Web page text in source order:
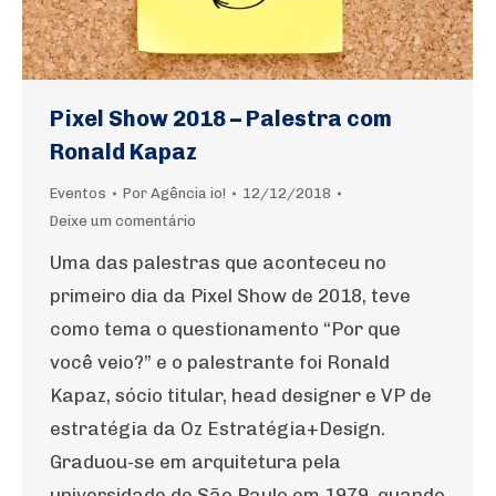
Pixel Show 2018 – Palestra com
Ronald Kapaz
Eventos Por Agência io!
12/12/2018
Deixe um comentário
Uma das palestras que aconteceu no
primeiro dia da Pixel Show de 2018, teve
como tema o questionamento “Por que
você veio?” e o palestrante foi Ronald
Kapaz, sócio titular, head designer e VP de
estratégia da Oz Estratégia+Design.
Graduou-se em arquitetura pela